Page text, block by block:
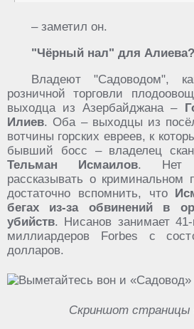
– заметил он.
"Чёрный нал" для Алиева?
Владеют "Садоводом",
розничной торговли
выходца из Азербайджана –
Илиев. Оба – выходцы из
вотчины горских евреев, к
бывший босс – владелец
Тельман Исмаилов. Нет
рассказывать о криминальном
достаточно вспомнить, что
бегах из-за обвинений в
убийств. Нисанов занимает
миллиардеров Forbes с
долларов.
Скриншот страницы